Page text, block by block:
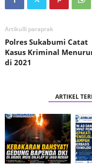
Artikulli paraprak
Polres Sukabumi Catat
Kasus Kriminal
di 2021
ARTIKEL